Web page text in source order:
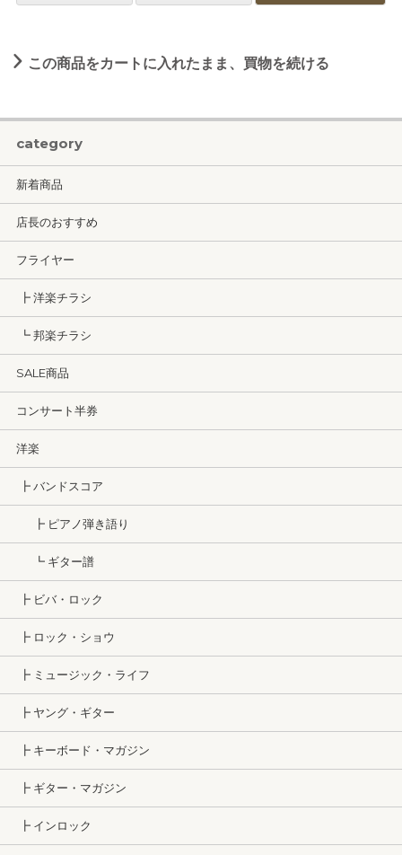
この商品をカートに入れたまま、買物を続ける
category
新着商品
店長のおすすめ
フライヤー
┣ 洋楽チラシ
┗ 邦楽チラシ
SALE商品
コンサート半券
洋楽
┣ バンドスコア
┣ ピアノ弾き語り
┗ ギター譜
┣ ビバ・ロック
┣ ロック・ショウ
┣ ミュージック・ライフ
┣ ヤング・ギター
┣ キーボード・マガジン
┣ ギター・マガジン
┣ インロック